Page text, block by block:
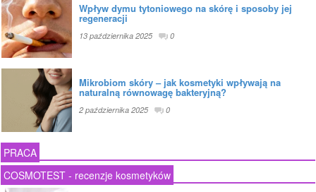
Wpływ dymu tytoniowego na skórę i sposoby jej
regeneracji
13 października 2025 0
Mikrobiom skóry – jak kosmetyki wpływają na
naturalną równowagę bakteryjną?
2 października 2025 0
PRACA
COSMOTEST - recenzje kosmetyków